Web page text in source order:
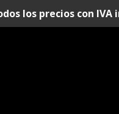
los precios con IVA